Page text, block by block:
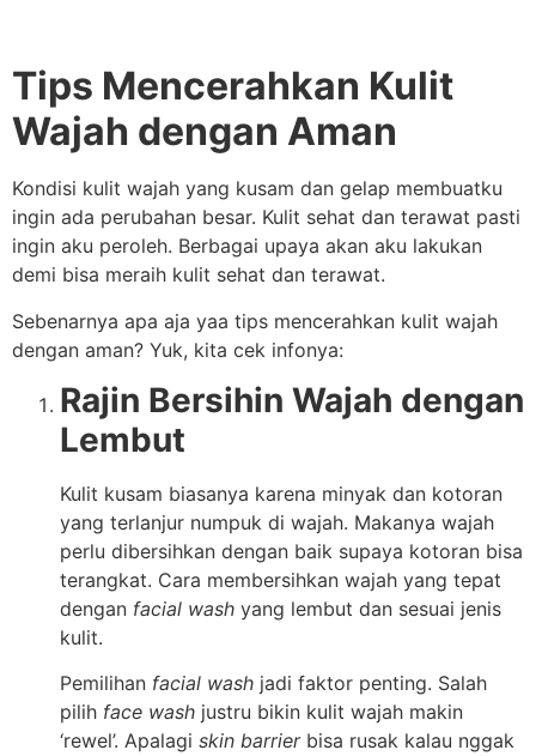
Tips Mencerahkan Kulit
Wajah dengan Aman
Kondisi kulit wajah yang kusam dan gelap membuatku
ingin ada perubahan besar. Kulit sehat dan terawat pasti
ingin aku peroleh. Berbagai upaya akan aku lakukan
demi bisa meraih kulit sehat dan terawat.
Sebenarnya apa aja yaa tips mencerahkan kulit wajah
dengan aman? Yuk, kita cek infonya:
Rajin Bersihin Wajah dengan
Lembut
Kulit kusam biasanya karena minyak dan kotoran
yang terlanjur numpuk di wajah. Makanya wajah
perlu dibersihkan dengan baik supaya kotoran bisa
terangkat. Cara membersihkan wajah yang tepat
dengan facial wash yang lembut dan sesuai jenis
kulit.
Pemilihan facial wash jadi faktor penting. Salah
pilih face wash justru bikin kulit wajah makin
‘rewel’. Apalagi skin barrierbisa rusak kalau nggak